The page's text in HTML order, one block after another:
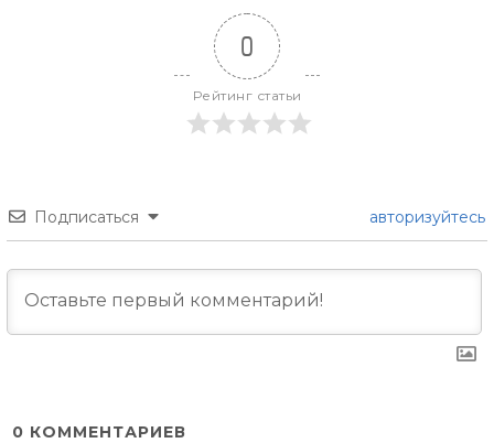
0
Рейтинг статьи
Подписаться авторизуйтесь
0 КОММЕНТАРИЕВ